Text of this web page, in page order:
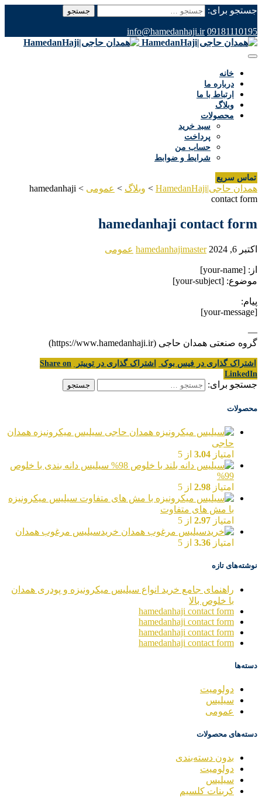
جستجو برای:
09181110195
info@hamedanhaji.ir
خانه
درباره ما
ارتباط با ما
وبلاگ
محصولات
سبد خرید
پرداخت
حساب من
شرایط و ضوابط
تماس سریع
همدان حاجی|HamedanHaji > وبلاگ > عمومی >
hamedanhaji
contact form
hamedanhaji contact form
اکتبر 6, 2024 hamedanhajimaster عمومی
از: [your-name]
موضوع: [your-subject]
پیام:
[your-message]
—
گروه صنعتی همدان حاجی (https://www.hamedanhaji.ir)
اشتراک گذاری در فیس بوک اشتراک گذاری در توییتر
Share on
LinkedIn
جستجو برای:
محصولات
سیلیس میکرونیزه همدان
حاجی
امتیاز 3.04 از 5
سیلیس دانه بندی با خلوص
99%
امتیاز 2.98 از 5
سیلیس میکرونیزه
با مش های متفاوت
امتیاز 2.97 از 5
خریدسیلیس مرغوب همدان
امتیاز 3.36 از 5
نوشته‌های تازه
راهنمای جامع خرید انواع سیلیس میکرونیزه و پودری همدان
با خلوص بالا
hamedanhaji contact form
hamedanhaji contact form
hamedanhaji contact form
hamedanhaji contact form
دسته‌ها
دولومیت
سیلیس
عمومی
دسته‌های محصولات
بدون دسته‌بندی
دولومیت
سیلیس
کربنات کلسیم